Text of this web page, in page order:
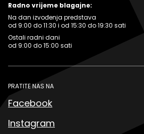
Radno vrijeme blagajne:
Na dan izvođenja predstava
od 9:00 do 11:30 i od 15:30 do 19:30 sati
Ostali radni dani
od 9:00 do 15:00 sati
PRATITE NAS NA
Facebook
Instagram